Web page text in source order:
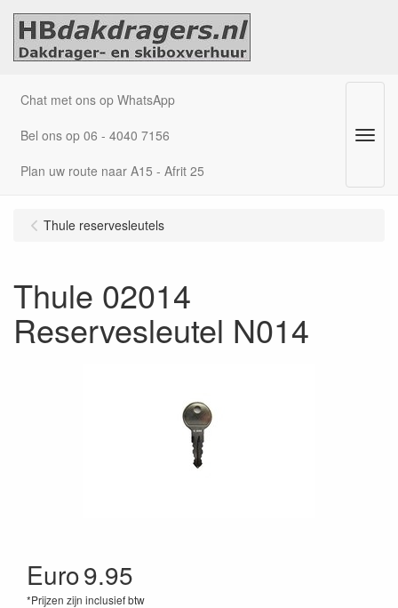
Chat met ons op WhatsApp
Bel ons op 06 - 4040 7156
Plan uw route naar A15 - Afrit 25
Menu
Thule reservesleutels
Thule 02014
Reservesleutel N014
Euro9.95
*Prijzen zijn inclusief btw